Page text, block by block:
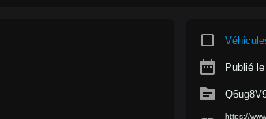
crop_square
date_range Publié
source
https://